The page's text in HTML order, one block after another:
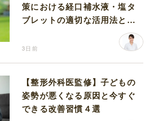
策における経口補水液・塩タ
ブレットの適切な活用法と水
3日前
【整形外科医監修】子どもの
姿勢が悪くなる原因と今すぐ
できる改善習慣４選